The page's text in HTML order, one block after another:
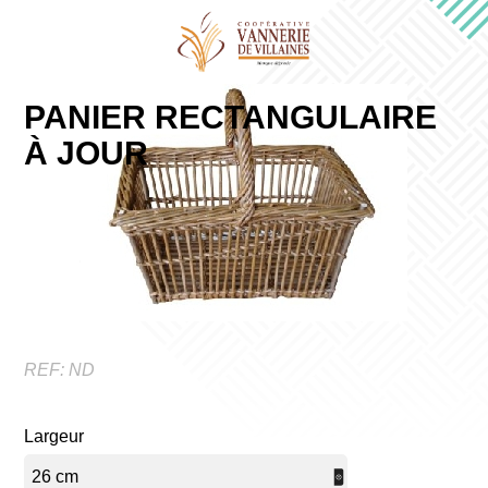
PANIER RECTANGULAIRE
À JOUR
REF: ND
Largeur